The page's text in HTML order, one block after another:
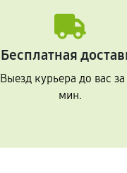
Бесплатная
Выезд курьера до вас
мин.